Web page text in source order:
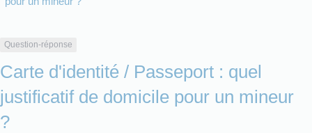
Question-réponse
Carte d'identité / Passeport : quel
justificatif de domicile pour un mineur
?